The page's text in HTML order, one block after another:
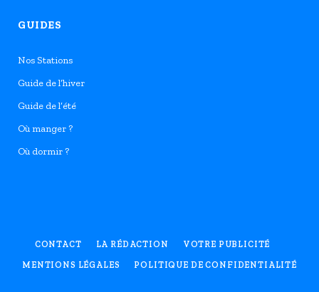
GUIDES
Nos Stations
Guide de l’hiver
Guide de l’été
Où manger ?
Où dormir ?
CONTACT LA RÉDACTION VOTRE PUBLICITÉ
MENTIONS LÉGALES POLITIQUE DE CONFIDENTIALITÉ